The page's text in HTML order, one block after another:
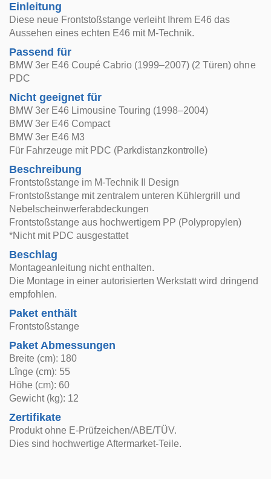
Einleitung
Diese neue Frontstoßstange verleiht Ihrem E46 das
Aussehen eines echten E46 mit M-Technik.
Passend für
BMW 3er E46 Coupé Cabrio (1999–2007) (2 Türen) ohne
PDC
Nicht geeignet für
BMW 3er E46 Limousine Touring (1998–2004)
BMW 3er E46 Compact
BMW 3er E46 M3
Für Fahrzeuge mit PDC (Parkdistanzkontrolle)
Beschreibung
Frontstoßstange im M-Technik II Design
Frontstoßstange mit zentralem unteren Kühlergrill und
Nebelscheinwerferabdeckungen
Frontstoßstange aus hochwertigem PP (Polypropylen)
*Nicht mit PDC ausgestattet
Beschlag
Montageanleitung nicht enthalten.
Die Montage in einer autorisierten Werkstatt wird dringend
empfohlen.
Paket enthält
Frontstoßstange
Paket Abmessungen
Breite (cm): 180
Lînge (cm): 55
Höhe (cm): 60
Gewicht (kg): 12
Zertifikate
Produkt ohne E-Prüfzeichen/ABE/TÜV.
Dies sind hochwertige Aftermarket-Teile.